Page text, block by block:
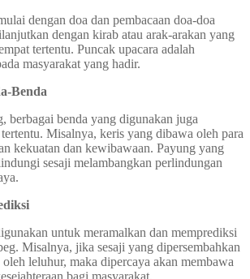
dengan doa dan pembacaan doa-doa
dengan kirab atau arak-arakan yang
tertentu. Puncak upacara adalah
masyarakat yang hadir.
Benda
berbagai benda yang digunakan juga
Misalnya, keris yang dibawa oleh para
kekuatan dan kewibawaan. Payung yang
sesaji melambangkan perlindungan
untuk meramalkan dan memprediksi
Misalnya, jika sesaji yang dipersembahkan
leluhur, maka dipercaya akan membawa
bagi masyarakat.